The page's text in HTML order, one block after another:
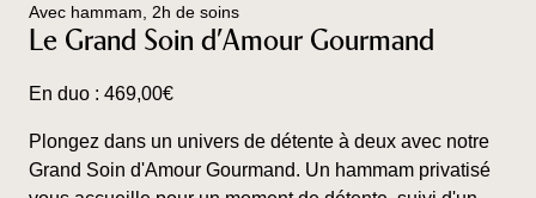
variations.
Les
être
choisies
sur
Avec hammam, 2h de soins
Le Grand Soin d’Amour Gourmand
En duo : 469,00€
Plongez dans un univers de détente à deux avec notre
Grand Soin d'Amour Gourmand. Un hammam privatisé